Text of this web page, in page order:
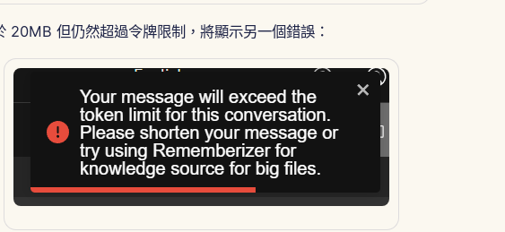
20MB 但仍然超過令牌限制，將顯示另一個錯誤：